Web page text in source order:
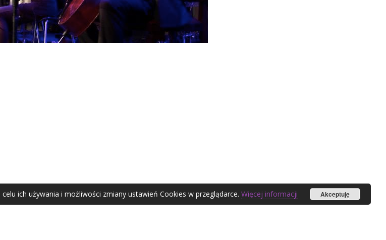
Agata Zubel © 2021
ich używania i możliwości zmiany ustawień Cookies w przeglądarce. Więcej informacji Akceptuję